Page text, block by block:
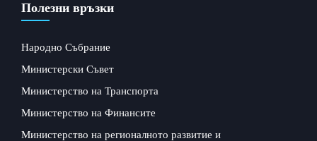
Полезни връзки
Народно Събрание
Министерски Съвет
Министерство на Транспорта
Министерство на Финансите
Министерство на регионалното развитие и